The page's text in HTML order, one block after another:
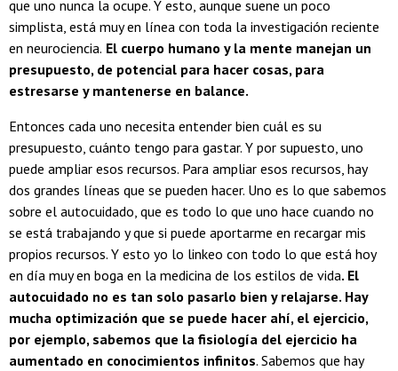
que uno nunca la ocupe. Y esto, aunque suene un poco
simplista, está muy en línea con toda la investigación reciente
en neurociencia. El cuerpo humano y la mente manejan un
presupuesto, de potencial para hacer cosas, para
estresarse y mantenerse en balance.
Entonces cada uno necesita entender bien cuál es su
presupuesto, cuánto tengo para gastar. Y por supuesto, uno
puede ampliar esos recursos. Para ampliar esos recursos, hay
dos grandes líneas que se pueden hacer. Uno es lo que sabemos
sobre el autocuidado, que es todo lo que uno hace cuando no
se está trabajando y que si puede aportarme en recargar mis
propios recursos. Y esto yo lo linkeo con todo lo que está hoy
en día muy en boga en la medicina de los estilos de vida. El
autocuidado no es tan solo pasarlo bien y relajarse. Hay
mucha optimización que se puede hacer ahí, el ejercicio,
por ejemplo, sabemos que la fisiología del ejercicio ha
aumentado en conocimientos infinitos. Sabemos que hay